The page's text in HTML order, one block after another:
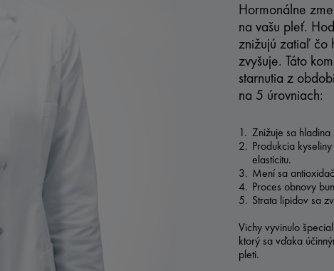
Hormonálne
na vašu pleť.
znižujú zatiaľ čo
zvyšuje. Táto
starnutia z
na 5 úrovniach:
Znižuje sa
Produkcia
elasticitu.
Mení sa
Proces obnovy
Strata lipidov sa
Vichy vyvinulo
ktorý sa vďaka
pleti.